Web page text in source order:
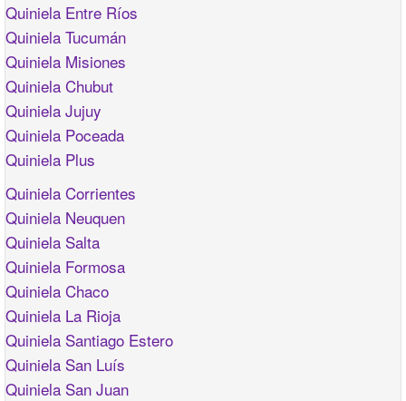
Quiniela Entre Ríos
Quiniela Tucumán
Quiniela Misiones
Quiniela Chubut
Quiniela Jujuy
Quiniela Poceada
Quiniela Plus
Quiniela Corrientes
Quiniela Neuquen
Quiniela Salta
Quiniela Formosa
Quiniela Chaco
Quiniela La Rioja
Quiniela Santiago Estero
Quiniela San Luís
Quiniela San Juan